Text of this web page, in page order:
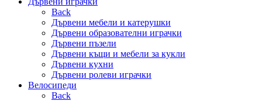
Back
Дървени мебели и катерушки
Дървени образователни играчки
Дървени пъзели
Дървени къщи и мебели за кукли
Дървени кухни
Дървени ролеви играчки
Велосипеди
Back